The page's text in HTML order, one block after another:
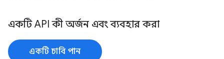
একটি API কী অর্জন এবং ব্যবহার করা
একটি চাবি পান